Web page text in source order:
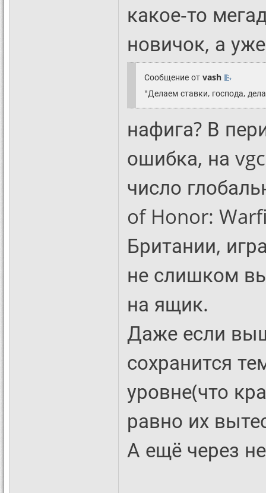
какое-то
новичок, а
Сообщение от vash
"Делаем ставки, господа,
нафига? В
ошибка, на
число
of Honor:
Британии,
не слишком
на ящик.
Даже если
сохранится
уровне(что
равно их
А ещё через